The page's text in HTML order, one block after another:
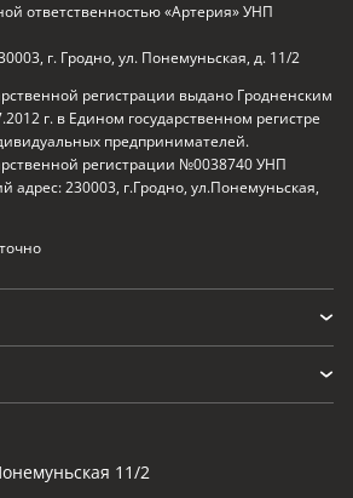
ответственностью «Артерия» УНП
г. Гродно, ул. Понемуньская, д. 11/2
регистрации выдано Гродненским
г. в Едином государственном регистре
предпринимателей.
регистрации №0038740 УНП
адрес: 230003, г.Гродно, ул.Понемуньская,
11/2